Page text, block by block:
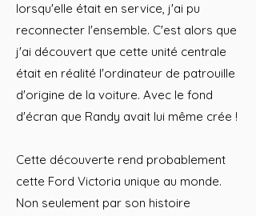
lorsqu'elle était en service, j'ai pu
reconnecter l'ensemble. C'est alors que
j'ai découvert que cette unité centrale
était en réalité l'ordinateur de patrouille
d'origine de la voiture. Avec le fond
d'écran que Randy avait lui même crée !
Cette découverte rend probablement
cette Ford Victoria unique au monde.
Non seulement par son histoire